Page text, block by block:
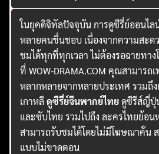
ในยุคดิจิทัลปัจจุบัน การดูซีรี่ย์ออนไล
หลายคนชื่นชอบ เนื่องจากความสะด
ชมได้ทุกที่ทุกเวลา ไม่ต้องรอฉายทา
ที่ WOW-DRAMA.COM คุณสามาร
หลากหลายจากหลายประเทศ รวมถึ
เกาหลีดูซีรี่ย์จีนพากย์ไทยดูซีรีส์ญี่ปุ่
และซับไทย รวมไปถึง ละครไทยย้อ
สามารถรับชมได้โดยไม่มีโฆษณาคั่น
แบบไม่ขาดตอน